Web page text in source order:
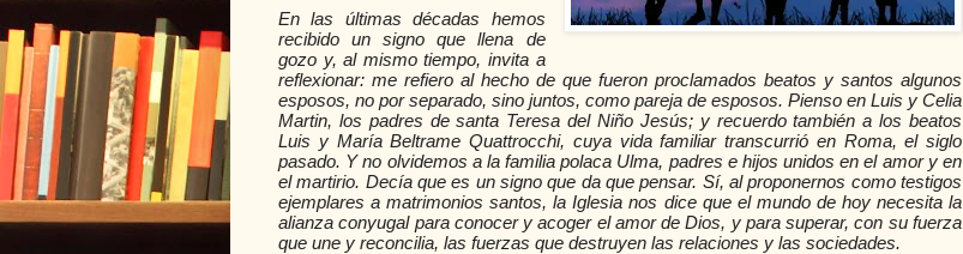
En las últimas décadas hemos
recibido un signo que llena de
gozo y, al mismo tiempo, invita a
reflexionar: me refiero al hecho de que fueron proclamados beatos y santos algunos
esposos, no por separado, sino juntos, como pareja de esposos. Pienso en Luis y Celia
Martin, los padres de santa Teresa del Niño Jesús; y recuerdo también a los beatos
Luis y María Beltrame Quattrocchi, cuya vida familiar transcurrió en Roma, el siglo
pasado. Y no olvidemos a la familia polaca Ulma, padres e hijos unidos en el amor y en
el martirio. Decía que es un signo que da que pensar. Sí, al proponernos como testigos
ejemplares a matrimonios santos, la Iglesia nos dice que el mundo de hoy necesita la
alianza conyugal para conocer y acoger el amor de Dios, y para superar, con su fuerza
que une y reconcilia, las fuerzas que destruyen las relaciones y las sociedades.